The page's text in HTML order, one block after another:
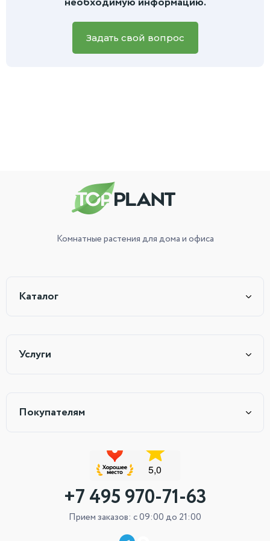
быстрой и точной помощи, пожалуйста, приложите фото
вашего зеленого питомца, и наш специалист обязательно
Задать свой вопрос
Комнатные растениядля дома и офиса
Каталог
Услуги
Покупателям
+7 495 970-71-63
Прием заказов: с 09:00 до 21:00